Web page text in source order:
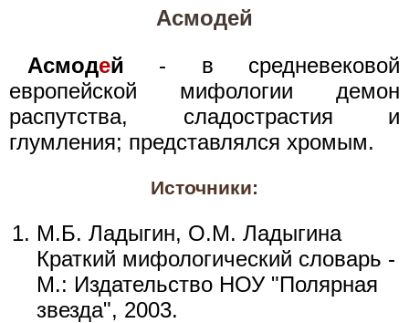
Асмодей
Асмодей - в средневековой
европейской мифологии демон
распутства, сладострастия и
глумления; представлялся хромым.
Источники:
М.Б. Ладыгин, О.М. Ладыгина
Краткий мифологический словарь -
М.: Издательство НОУ "Полярная
звезда", 2003.